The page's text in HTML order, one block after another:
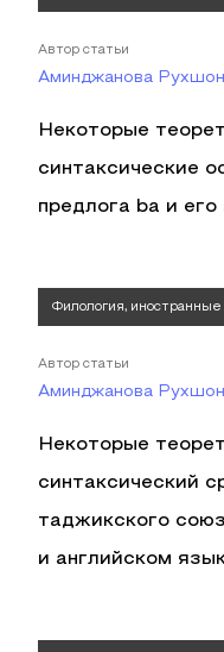
Автор статьи
Аминджанова
Некоторые
синтаксические
предлога ba и его
Филология,
Автор статьи
Аминджанова
Некоторые
синтаксический
таджикского
и английском